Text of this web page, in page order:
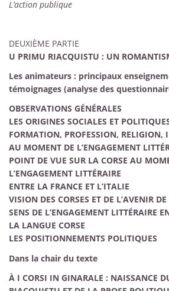
L’action publique
DEUXIÈME PARTIE
U PRIMU RIACQUISTU : UN
Les animateurs : ­principaux
témoignages (analyse des
OBSERVATIONS GÉNÉRALES
LES ORIGINES SOCIALES ET
FORMATION, PROFESSION, RELIGION,
AU MOMENT DE L’ENGAGEMENT
POINT DE VUE SUR LA CORSE AU
L’ENGAGEMENT LITTÉRAIRE
ENTRE LA FRANCE ET L’ITALIE
VISION DES CORSES ET DE L’AVENIR DE
SENS DE L’ENGAGEMENT LITTÉRAIRE
LA LANGUE CORSE
LES POSITIONNEMENTS POLITIQUES
Dans la chair du texte
À I CORSI IN GINARALE : NAISSANCE